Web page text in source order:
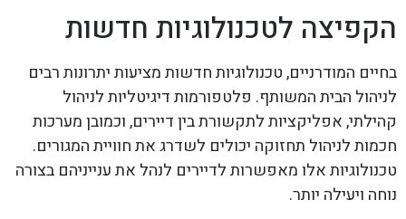
הקפיצה לטכנולוגיות חדשות
בחיים המודרניים, טכנולוגיות חדשות מציעות יתרונות רבים
לניהול הבית המשותף. פלטפורמות דיגיטליות לניהול
קהילתי, אפליקציות לתקשורת בין דיירים, וכמובן מערכות
חכמות לניהול תחזוקה יכולים לשדרג את חוויית המגורים.
טכנולוגיות אלו מאפשרות לדיירים לנהל את ענייניהם בצורה
נוחה ויעילה יותר.